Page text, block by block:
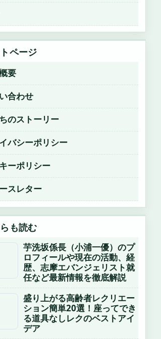
ページ
要
合わせ
のストーリー
バシーポリシー
ーポリシー
スレター
も読む
芋洗坂係長（小浦一優）のプ
ロフィールや現在の活動、経
歴、志摩エバンジェリスト就
任など最新情報を徹底解説
盛り上がる高齢者レクリエー
ション簡単20選！座ってでき
る道具なしレクのベストアイ
デア